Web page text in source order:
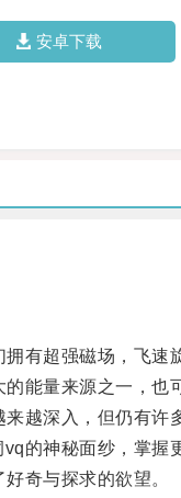
安卓下载
超强磁场，飞速旋
量来源之一，也
深入，但仍有许
神秘面纱，掌握
奇与探求的欲望。